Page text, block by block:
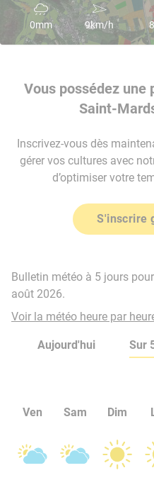
0mm 9km/h
Vous possédez une
Saint-
Inscrivez-vous dès
gérer vos cultures avec
d’optimiser votre
S'inscrire
Bulletin météo à 5 jours
août 2026.
Voir la météo heure par
Aujourd'hui Sur
Ven Sam Dim